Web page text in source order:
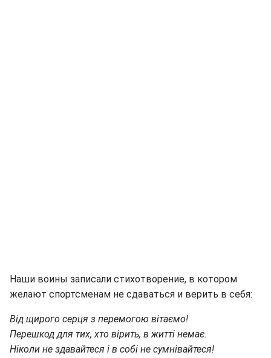
Наши воины записали стихотворение, в котором
желают спортсменам не сдаваться и верить в себя:
Від щирого серця з перемогою вітаємо!
Перешкод для тих, хто вірить, в житті немає.
Ніколи не здавайтеся і в собі не сумнівайтеся!